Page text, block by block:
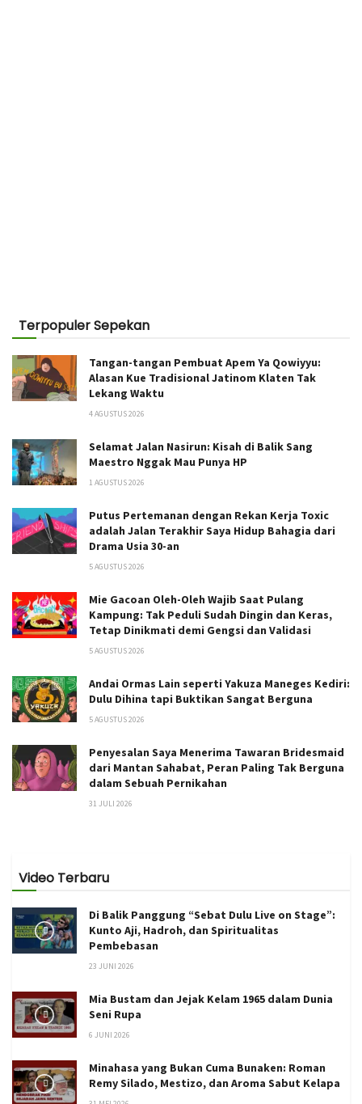
Terpopuler Sepekan
Tangan-tangan Pembuat Apem Ya Qowiyyu:
Alasan Kue Tradisional Jatinom Klaten Tak
Lekang Waktu
4 AGUSTUS 2026
Selamat Jalan Nasirun: Kisah di Balik Sang
Maestro Nggak Mau Punya HP
1 AGUSTUS 2026
Putus Pertemanan dengan Rekan Kerja Toxic
adalah Jalan Terakhir Saya Hidup Bahagia dari
Drama Usia 30-an
5 AGUSTUS 2026
Mie Gacoan Oleh-Oleh Wajib Saat Pulang
Kampung: Tak Peduli Sudah Dingin dan Keras,
Tetap Dinikmati demi Gengsi dan Validasi
5 AGUSTUS 2026
Andai Ormas Lain seperti Yakuza Maneges Kediri:
Dulu Dihina tapi Buktikan Sangat Berguna
5 AGUSTUS 2026
Penyesalan Saya Menerima Tawaran Bridesmaid
dari Mantan Sahabat, Peran Paling Tak Berguna
dalam Sebuah Pernikahan
31 JULI 2026
Video Terbaru
Di Balik Panggung “Sebat Dulu Live on Stage”:
Kunto Aji, Hadroh, dan Spiritualitas
Pembebasan
23 JUNI 2026
Mia Bustam dan Jejak Kelam 1965 dalam Dunia
Seni Rupa
6 JUNI 2026
Minahasa yang Bukan Cuma Bunaken: Roman
Remy Silado, Mestizo, dan Aroma Sabut Kelapa